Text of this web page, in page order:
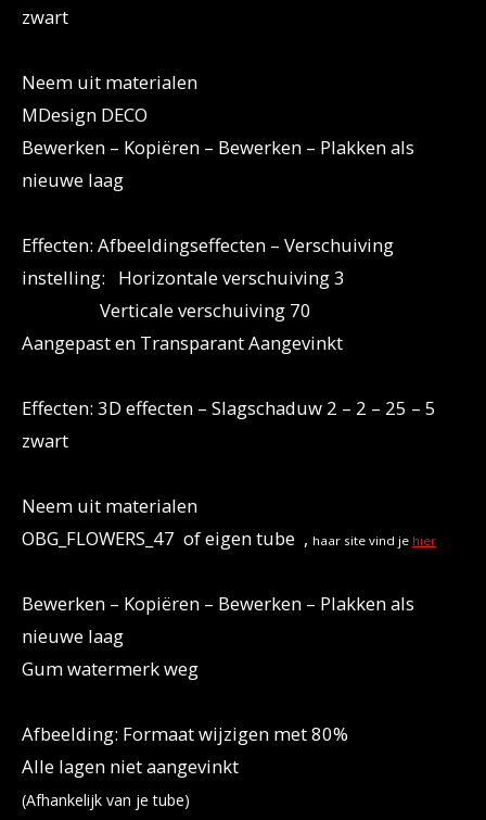
zwart
Neem uit materialen
MDesign DECO
Bewerken – Kopiëren – Bewerken – Plakken als
nieuwe laag
Effecten: Afbeeldingseffecten – Verschuiving
instelling: Horizontale verschuiving 3
Verticale verschuiving 70
Aangepast en Transparant Aangevinkt
Effecten: 3D effecten – Slagschaduw 2 – 2 – 25 – 5
zwart
Neem uit materialen
OBG_FLOWERS_47 of eigen tube , haar site vind je hier
Bewerken – Kopiëren – Bewerken – Plakken als
nieuwe laag
Gum watermerk weg
Afbeelding: Formaat wijzigen met 80%
Alle lagen niet aangevinkt
(Afhankelijk van je tube)